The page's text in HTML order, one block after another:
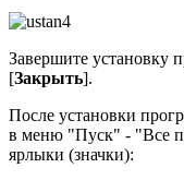
Завершите установку
[Закрыть].
После установки
в меню "Пуск" - "Все
ярлыки (значки):